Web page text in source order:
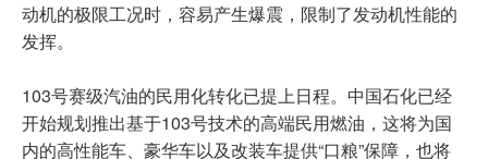
动机的极限工况时，容易产生爆震，限制了发动机性能的
发挥。
103号赛级汽油的民用化转化已提上日程。中国石化已经
开始规划推出基于103号技术的高端民用燃油，这将为国
内的高性能车、豪华车以及改装车提供“口粮”保障，也将